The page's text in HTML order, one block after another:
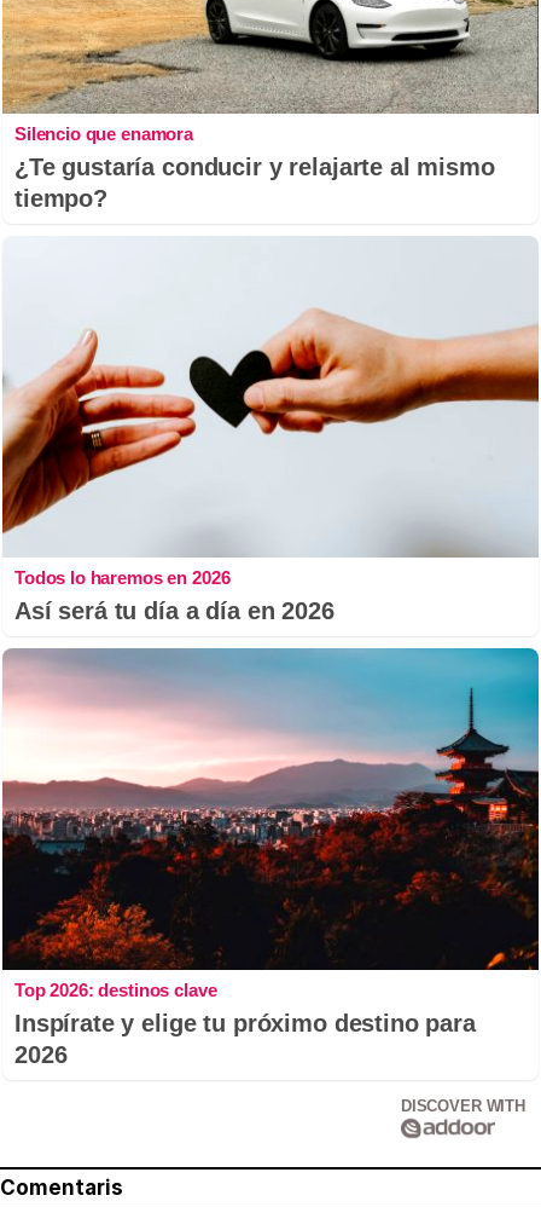
Silencio que enamora
¿Te gustaría conducir y relajarte al mismo
tiempo?
Todos lo haremos en 2026
Así será tu día a día en 2026
Top 2026: destinos clave
Inspírate y elige tu próximo destino para
2026
DISCOVER WITH
Comentaris